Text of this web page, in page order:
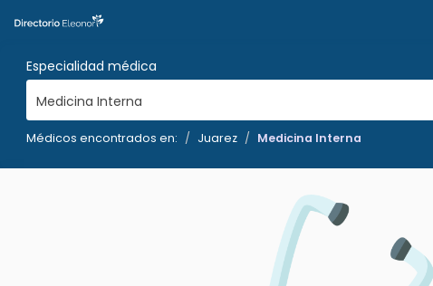
Especialidad médica
Medicina Interna
Médicos encontrados en: Juarez Medicina Interna